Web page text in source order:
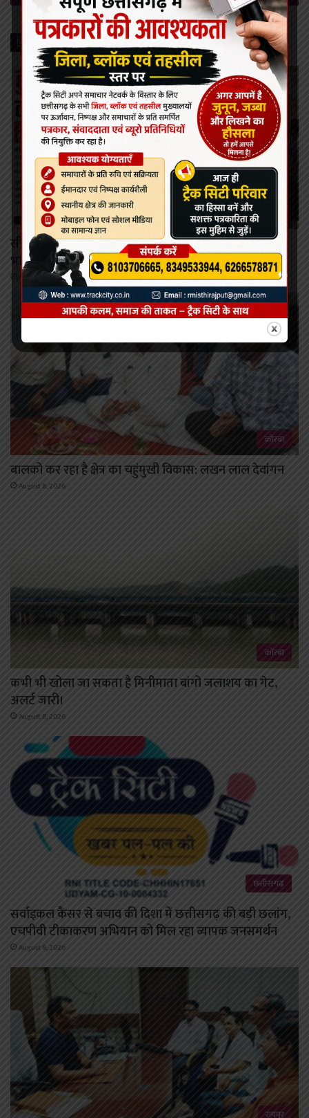
Recent Posts
सीतामणी रेत घाट पर माइनिंग टीम से हुज्जत, जब्त ट्रैक्टर लेकर
भागने का आरोप
August 9, 2026
कोरबा
बालको कर रहा है क्षेत्र का चहुंमुखी विकास: लखन लाल देवांगन
August 8, 2026
कोरबा
कभी भी खोला जा सकता है मिनीमाता बांगो जलाशय का गेट,
अलर्ट जारी।
August 8, 2026
छत्तीसगढ़
सर्वाइकल कैंसर से बचाव की दिशा में छत्तीसगढ़ की बड़ी छलांग,
एचपीवी टीकाकरण अभियान को मिल रहा व्यापक जनसमर्थन
August 8, 2026
रायपुर